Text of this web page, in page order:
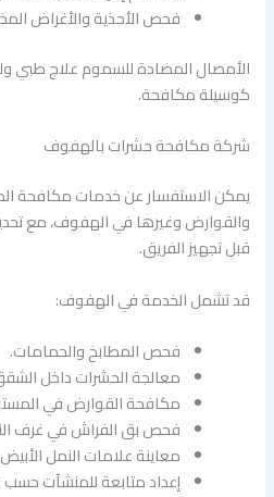
فحص الأحذية والأغراض
الأمصال المضادة للسموم علاج طبي
كوسيلة مكافحة.
شركة مكافحة حشرات بالهفوف
يمكن الاستفسار عن خدمات مكافحة
والقوارض وغيرها في الهفوف، مع
قبل تجهيز الفريق.
قد تشمل الخدمة في الهفوف:
فحص المطابخ والحمامات.
معالجة الحشرات داخل
مكافحة القوارض في
فحص بق الفراش في غرف
معاينة علامات النمل
إعداد متابعة للمنشآت حسب